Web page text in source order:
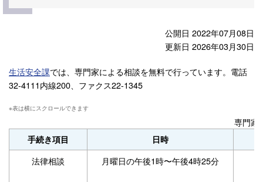
公開日 2022年07月08日
更新日 2026年03月30日
生活安全課では、専門家による相談を無料で行っています。電話
32-4111内線200、ファクス22-1345
専門家
手続き項目 日時
法律相談 月曜日の午後1時〜午後4時25分